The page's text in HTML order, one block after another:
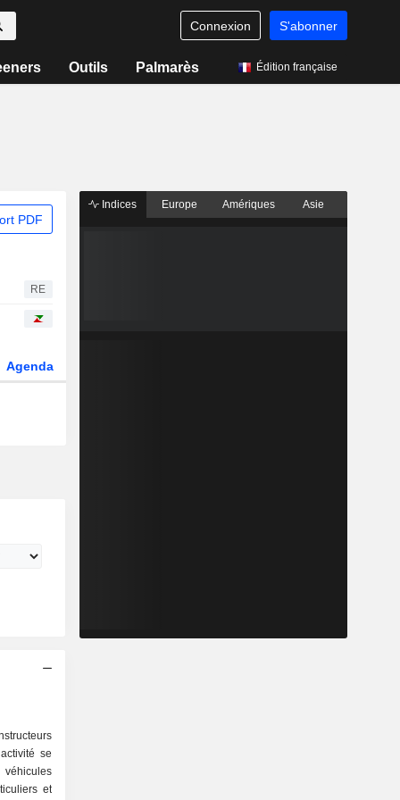
Connexion S'abonner
Outils Palmarès Édition française
PDF
RE
Agenda
se
et
Indices Europe Amériques Asie